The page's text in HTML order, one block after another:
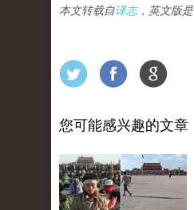
本文转载自译志，英文版是
您可能感兴趣的文章